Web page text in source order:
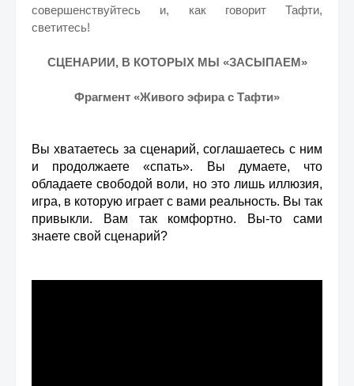
совершенствуйтесь и, как говорит Тафти,
светитесь!
СЦЕНАРИИ, В КОТОРЫХ МЫ «ЗАСЫПАЕМ»
Фрагмент «Живого эфира с Тафти»
Вы хватаетесь за сценарий, соглашаетесь с ним
и продолжаете «спать». Вы думаете, что
обладаете свободой воли, но это лишь иллюзия,
игра, в которую играет с вами реальность. Вы так
привыкли. Вам так комфортно. Вы-то сами
знаете свой сценарий?